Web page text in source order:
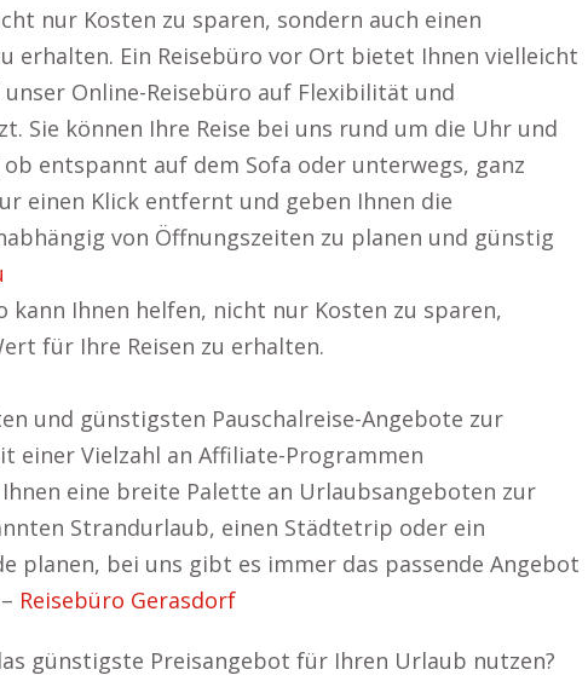
nur Kosten zu sparen, sondern auch einen
erhalten. Ein Reisebüro vor Ort bietet Ihnen vielleicht
Online-Reisebüro auf Flexibilität und
Sie können Ihre Reise bei uns rund um die Uhr und
entspannt auf dem Sofa oder unterwegs, ganz
einen Klick entfernt und geben Ihnen die
von Öffnungszeiten zu planen und günstig
kann Ihnen helfen, nicht nur Kosten zu sparen,
für Ihre Reisen zu erhalten.
und günstigsten Pauschalreise-Angebote zur
einer Vielzahl an Affiliate-Programmen
eine breite Palette an Urlaubsangeboten zur
Strandurlaub, einen Städtetrip oder ein
planen, bei uns gibt es immer das passende Angebot
Reisebüro Gerasdorf
günstigste Preisangebot für Ihren Urlaub nutzen?